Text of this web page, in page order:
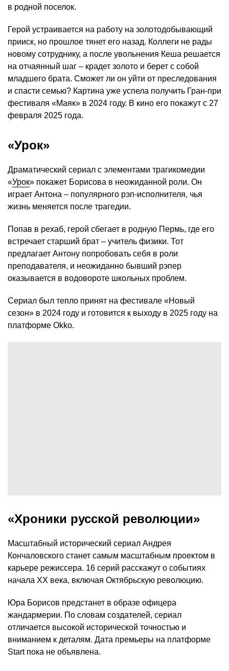
в родной поселок.
Герой устраивается на работу на золотодобывающий
прииск, но прошлое тянет его назад. Коллеги не рады
новому сотруднику, а после увольнения Кеша решается
на отчаянный шаг – крадет золото и берет с собой
младшего брата. Сможет ли он уйти от преследования
и спасти семью? Картина уже успела получить Гран-при
фестиваля «Маяк» в 2024 году. В кино его покажут с 27
февраля 2025 года.
«Урок»
Драматический сериал с элементами трагикомедии
«Урок» покажет Борисова в неожиданной роли. Он
играет Антона – популярного рэп-исполнителя, чья
жизнь меняется после трагедии.
Попав в рехаб, герой сбегает в родную Пермь, где его
встречает старший брат – учитель физики. Тот
предлагает Антону попробовать себя в роли
преподавателя, и неожиданно бывший рэпер
оказывается в водовороте школьных проблем.
Сериал был тепло принят на фестивале «Новый
сезон» в 2024 году и готовится к выходу в 2025 году на
платформе Okko.
«Хроники русской революции»
Масштабный исторический сериал Андрея
Кончаловского станет самым масштабным проектом в
карьере режиссера. 16 серий расскажут о событиях
начала XX века, включая Октябрьскую революцию.
Юра Борисов предстанет в образе офицера
жандармерии. По словам создателей, сериал
отличается высокой исторической точностью и
вниманием к деталям. Дата премьеры на платформе
Start пока не объявлена.